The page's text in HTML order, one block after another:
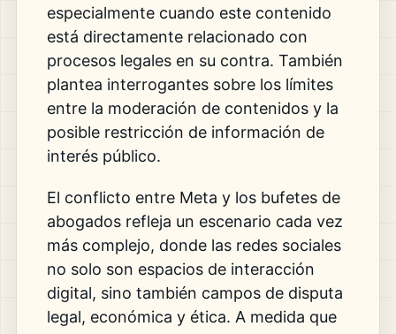
especialmente cuando este contenido
está directamente relacionado con
procesos legales en su contra. También
plantea interrogantes sobre los límites
entre la moderación de contenidos y la
posible restricción de información de
interés público.
El conflicto entre Meta y los bufetes de
abogados refleja un escenario cada vez
más complejo, donde las redes sociales
no solo son espacios de interacción
digital, sino también campos de disputa
legal, económica y ética. A medida que